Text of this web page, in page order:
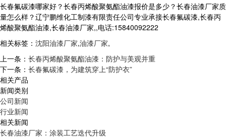
长春氟碳漆哪家好？长春丙烯酸聚氨酯油漆报价是多少？长春油漆厂家质
量怎么样？辽宁鹏维化工制漆有限责任公司专业承接长春氟碳漆,长春丙
烯酸聚氨酯油漆,长春油漆厂家,,电话:15840092222
相关标签： 沈阳油漆厂家,油漆厂家,
上一条： 长春丙烯酸聚氨酯油漆：防护与美观并重
下一条： 长春氟碳漆，为建筑穿上“防护衣”
相关产品
新闻类别
公司新闻
行业新闻
相关新闻
长春油漆厂家：涂装工艺迭代升级